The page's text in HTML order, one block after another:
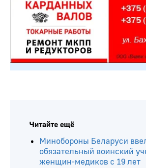
Читайте ещё
Минобороны Беларуси
обязательный воинский
женщин-медиков с 19 лет